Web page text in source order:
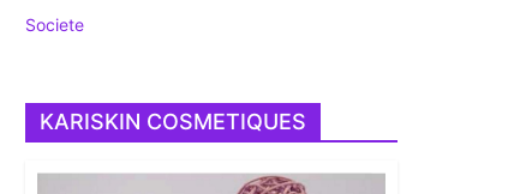
Societe
KARISKIN COSMETIQUES